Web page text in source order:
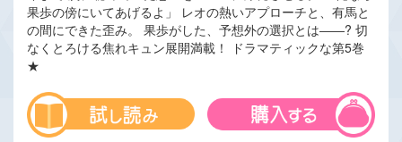
果歩の傍にいてあげるよ」 レオの熱いアプローチと、有馬と
の間にできた歪み。 果歩がした、予想外の選択とは――? 切
なくとろける焦れキュン展開満載！ ドラマティックな第5巻
★